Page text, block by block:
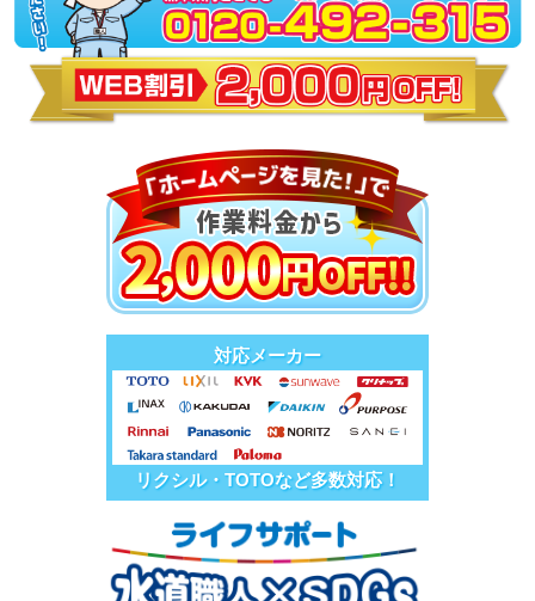
対応メーカー
リクシル・TOTOなど多数対応！